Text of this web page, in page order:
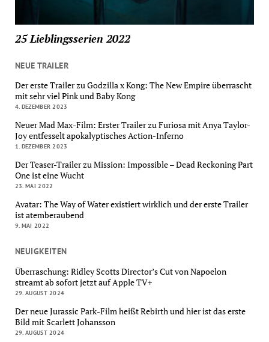
25 Lieblingsserien 2022
NEUE TRAILER
Der erste Trailer zu Godzilla x Kong: The New Empire überrascht
mit sehr viel Pink und Baby Kong
4. DEZEMBER 2023
Neuer Mad Max-Film: Erster Trailer zu Furiosa mit Anya Taylor-
Joy entfesselt apokalyptisches Action-Inferno
1. DEZEMBER 2023
Der Teaser-Trailer zu Mission: Impossible – Dead Reckoning Part
One ist eine Wucht
23. MAI 2022
Avatar: The Way of Water existiert wirklich und der erste Trailer
ist atemberaubend
9. MAI 2022
NEUIGKEITEN
Überraschung: Ridley Scotts Director’s Cut von Napoelon
streamt ab sofort jetzt auf Apple TV+
29. AUGUST 2024
Der neue Jurassic Park-Film heißt Rebirth und hier ist das erste
Bild mit Scarlett Johansson
29. AUGUST 2024